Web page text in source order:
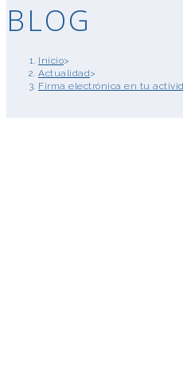
BLOG
Inicio>
Actualidad>
Firma electrónica en tu